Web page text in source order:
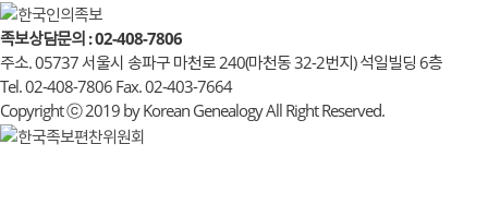
족보상담문의 : 02-408-7806
주소. 05737 서울시 송파구 마천로 240(마천동 32-2번지) 석일빌딩 6층
Tel. 02-408-7806 Fax. 02-403-7664
Copyright ⓒ 2019 by Korean Genealogy All Right Reserved.